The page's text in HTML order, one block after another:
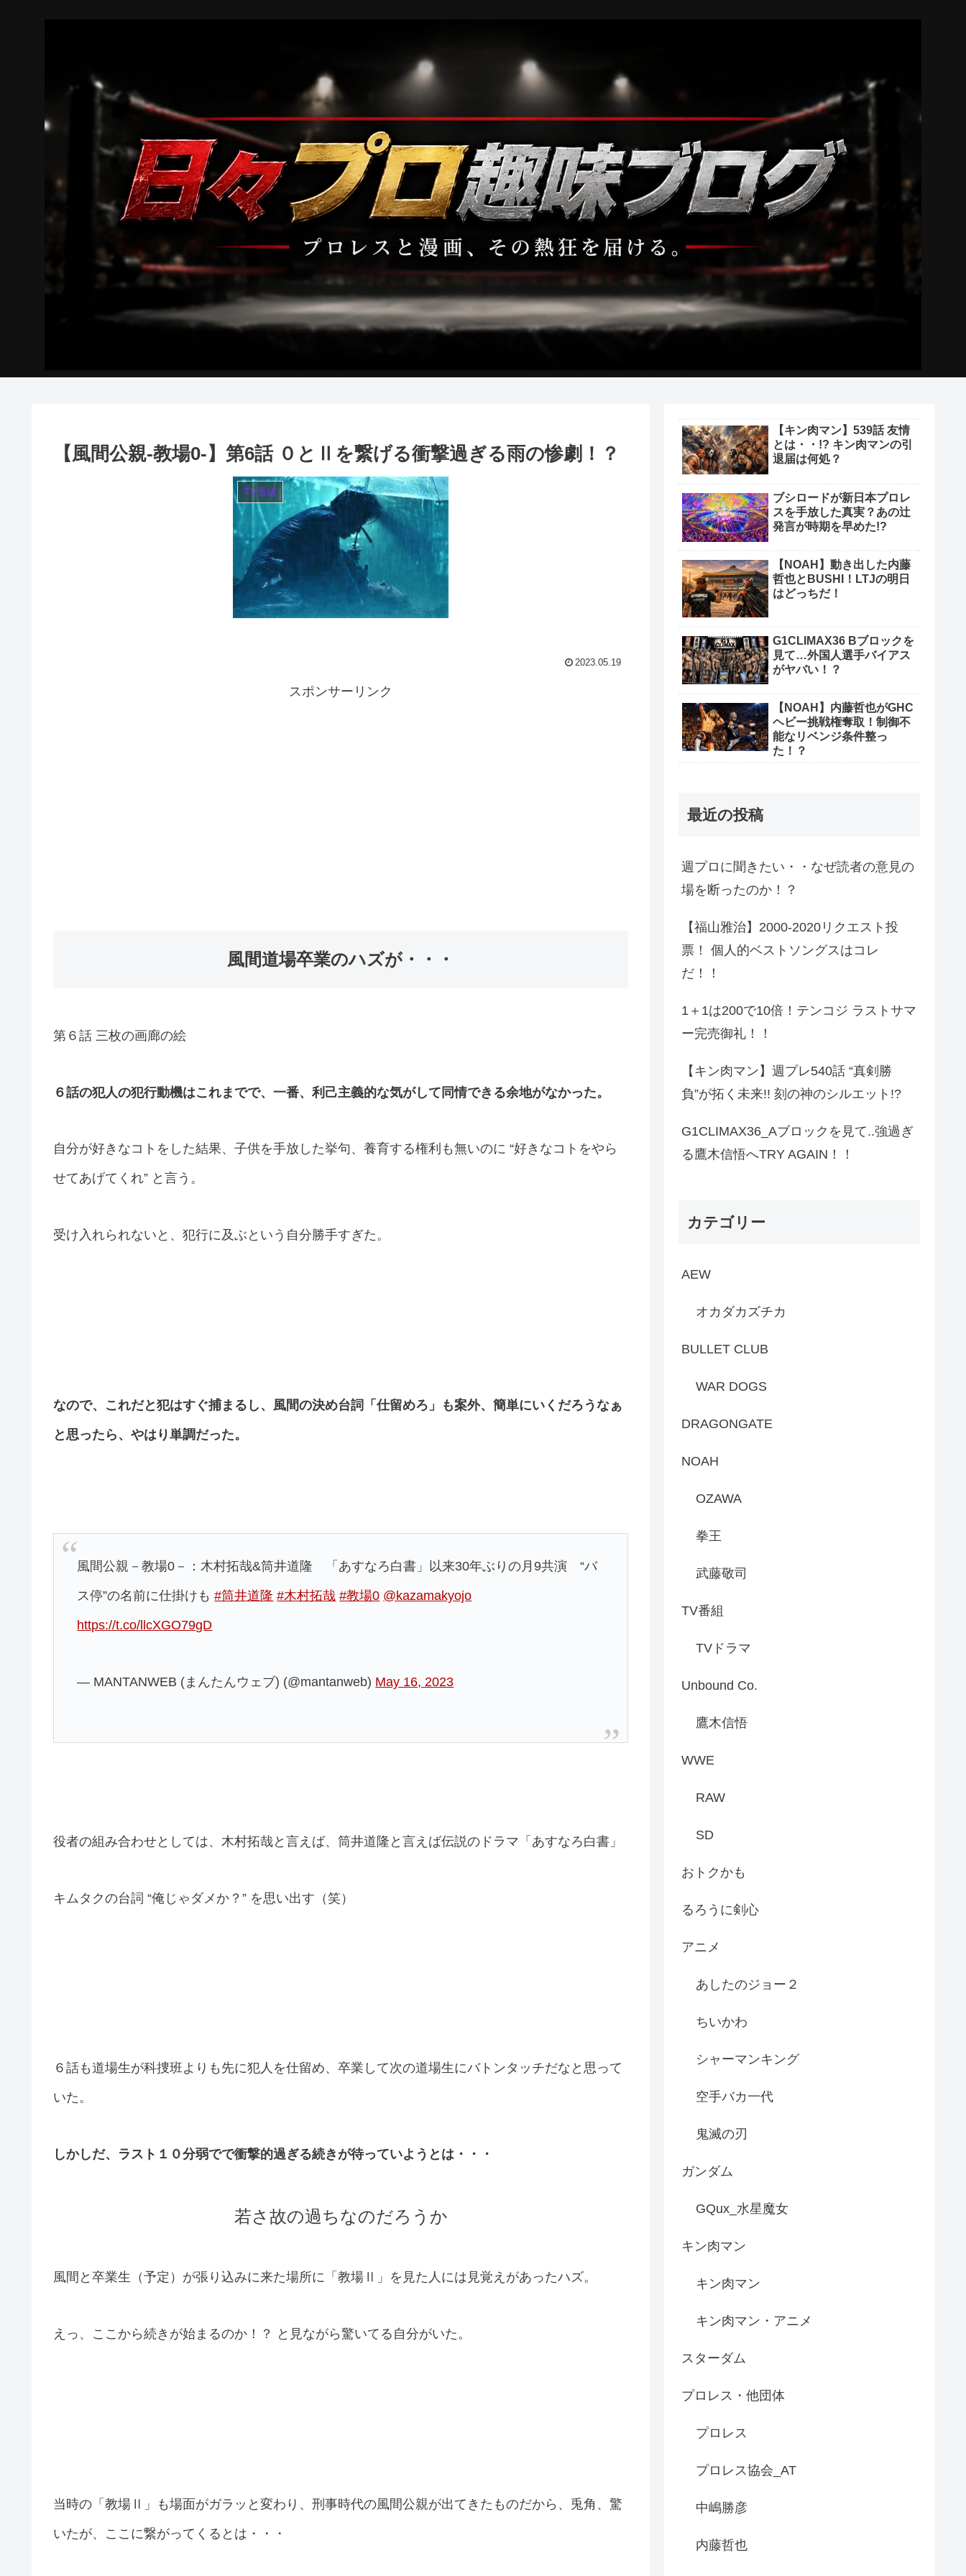
【風間公親-教場0-】第6話 ０とⅡを繋げる衝撃過ぎる雨の惨劇！？
TV番組
2023.05.19
スポンサーリンク
風間道場卒業のハズが・・・
第６話 三枚の画廊の絵
６話の犯人の犯行動機はこれまでで、一番、利己主義的な気がして同情できる余地がなかった。
自分が好きなコトをした結果、子供を手放した挙句、養育する権利も無いのに “好きなコトをやら
せてあげてくれ” と言う。
受け入れられないと、犯行に及ぶという自分勝手すぎた。
なので、これだと犯はすぐ捕まるし、風間の決め台詞「仕留めろ」も案外、簡単にいくだろうなぁ
と思ったら、やはり単調だった。
風間公親－教場0－：木村拓哉&筒井道隆 「あすなろ白書」以来30年ぶりの月9共演 “バ
ス停”の名前に仕掛けも#筒井道隆 #木村拓哉 #教場0 @kazamakyojo
https://t.co/llcXGO79gD
— MANTANWEB (まんたんウェブ) (@mantanweb) May 16, 2023
役者の組み合わせとしては、木村拓哉と言えば、筒井道隆と言えば伝説のドラマ「あすなろ白書」
キムタクの台詞 “俺じゃダメか？” を思い出す（笑）
６話も道場生が科捜班よりも先に犯人を仕留め、卒業して次の道場生にバトンタッチだなと思って
いた。
しかしだ、ラスト１０分弱でで衝撃的過ぎる続きが待っていようとは・・・
若さ故の過ちなのだろうか
風間と卒業生（予定）が張り込みに来た場所に「教場Ⅱ」を見た人には見覚えがあったハズ。
えっ、ここから続きが始まるのか！？ と見ながら驚いてる自分がいた。
当時の「教場Ⅱ」も場面がガラッと変わり、刑事時代の風間公親が出てきたものだから、兎角、驚
いたが、ここに繋がってくるとは・・・
【キン肉マン】539話 友情
とは・・!? キン肉マンの引
退届は何処？
ブシロードが新日本プロレ
スを手放した真実？あの辻
発言が時期を早めた!?
【NOAH】動き出した内藤
哲也とBUSHI！LTJの明日
はどっちだ！
G1CLIMAX36 Bブロックを
見て…外国人選手バイアス
がヤバい！？
【NOAH】内藤哲也がGHC
ヘビー挑戦権奪取！制御不
能なリベンジ条件整っ
た！？
最近の投稿
週プロに聞きたい・・なぜ読者の意見の
場を断ったのか！？
【福山雅治】2000-2020リクエスト投
票！ 個人的ベストソングスはコレ
だ！！
1＋1は200で10倍！テンコジ ラストサマ
ー完売御礼！！
【キン肉マン】週プレ540話 “真剣勝
負”が拓く未来!! 刻の神のシルエット!?
G1CLIMAX36_Aブロックを見て..強過ぎ
る鷹木信悟へTRY AGAIN！！
カテゴリー
AEW
オカダカズチカ
BULLET CLUB
WAR DOGS
DRAGONGATE
NOAH
OZAWA
拳王
武藤敬司
TV番組
TVドラマ
Unbound Co.
鷹木信悟
WWE
RAW
SD
おトクかも
るろうに剣心
アニメ
あしたのジョー２
ちいかわ
シャーマンキング
空手バカ一代
鬼滅の刃
ガンダム
GQux_水星魔女
キン肉マン
キン肉マン
キン肉マン・アニメ
スターダム
プロレス・他団体
プロレス
プロレス協会_AT
中嶋勝彦
内藤哲也